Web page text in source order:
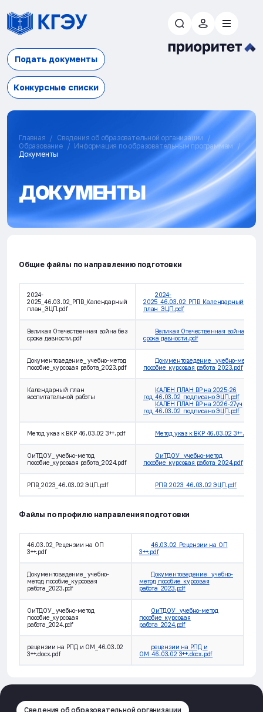
Подать документы
Конкурсные списки
Главная
Сведения об образовательной организации
Образование
Информация по образовательным программам
Документы
ДОКУМЕНТЫ
Общие файлы по направлению подготовки
2024-
2025_46.03.02_РПВ_Календарный
план_ЭЦП.pdf
2024-
2025_46.03.02_РПВ_Календарный
план_ЭЦП.pdf
Великая Отечественная война без
срока давности.pdf
Великая Отечественная война без
срока давности.pdf
Документоведение_ учебно-метод
пособие_курсовая работа_2023.pdf
Документоведение_ учебно-метод
пособие_курсовая работа_2023.pdf
Календарный план
воспитательной работы
КАЛЕН ПЛАН ВР на 2025-26
год_46.03.02_подписано ЭЦП.pdf
КАЛЕН ПЛАН ВР на 2026-27уч
год_46.03.02_подписано ЭЦП.pdf
Метод указ к ВКР 46.03.02 3++.pdf Метод указ к ВКР 46.03.02 3++.pdf
ОиТДОУ_ учебно-метод
пособие_курсовая работа_2024.pdf
ОиТДОУ_ учебно-метод
пособие_курсовая работа_2024.pdf
РПВ_2023_46.03.02 ЭЦП.pdf РПВ_2023_46.03.02 ЭЦП.pdf
Файлы по профилю направления подготовки
46.03.02_Рецензии на ОП
3++.pdf
46.03.02_Рецензии на ОП
3++.pdf
Документоведение_ учебно-
метод пособие_курсовая
работа_2023.pdf
Документоведение_ учебно-
метод пособие_курсовая
работа_2023.pdf
ОиТДОУ_ учебно-метод
пособие_курсовая
работа_2024.pdf
ОиТДОУ_ учебно-метод
пособие_курсовая
работа_2024.pdf
рецензии на РПД и ОМ_46.03.02
3++.docx.pdf
рецензии на РПД и
ОМ_46.03.02 3++.docx.pdf
Сведения об образовательной организации